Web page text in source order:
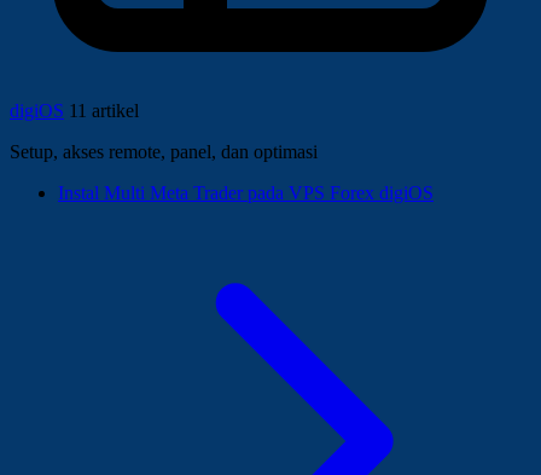
digiOS 11 artikel
Setup, akses remote, panel, dan optimasi
Instal Multi Meta Trader pada VPS Forex digiOS